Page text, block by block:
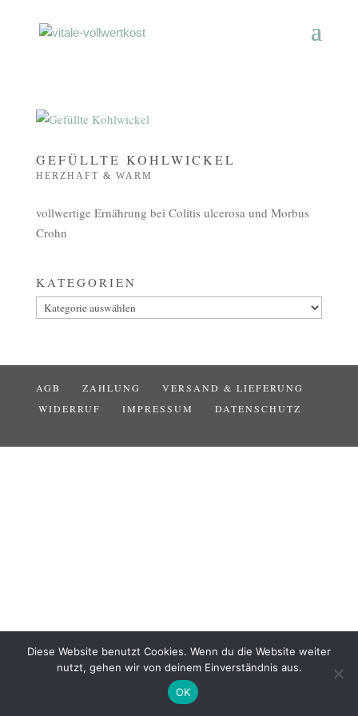
GEFÜLLTE KOHLWICKEL
HERZHAFT & WARM
vollwertige Ernährung bei Colitis ulcerosa und Morbus
Crohn
KATEGORIEN
Kategorien
AGB ZAHLUNG
VERSAND & LIEFERUNG
WIDERRUF
IMPRESSUM DATENSCHUTZ
Diese Website benutzt Cookies. Wenn du die Website weiter
nutzt, gehen wir von deinem Einverständnis aus.
OK